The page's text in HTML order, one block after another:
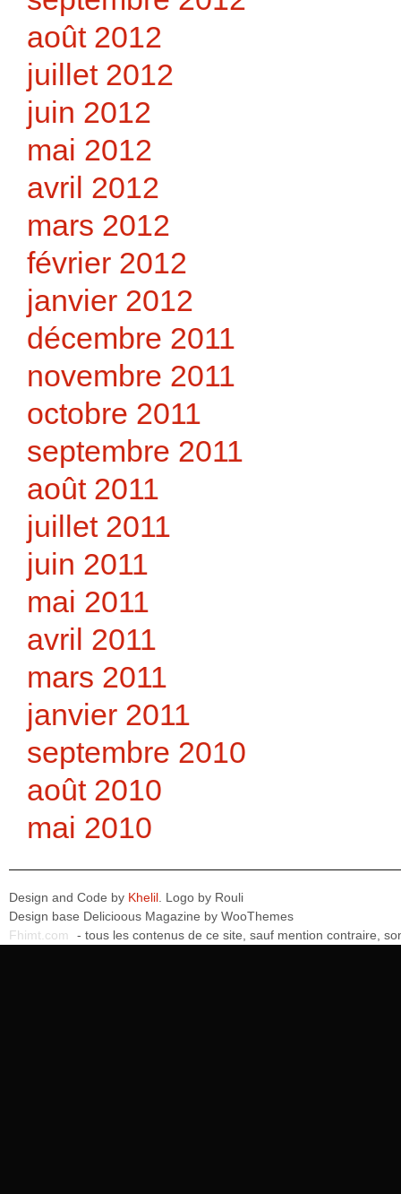
août 2012
juillet 2012
juin 2012
mai 2012
avril 2012
mars 2012
février 2012
janvier 2012
décembre 2011
novembre 2011
octobre 2011
septembre 2011
août 2011
juillet 2011
juin 2011
mai 2011
avril 2011
mars 2011
janvier 2011
septembre 2010
août 2010
mai 2010
Design and Code by Khelil. Logo by Rouli
Design base Delicioous Magazine by WooThemes
Fhimt.com
- tous les contenus de ce site, sauf mention contraire,